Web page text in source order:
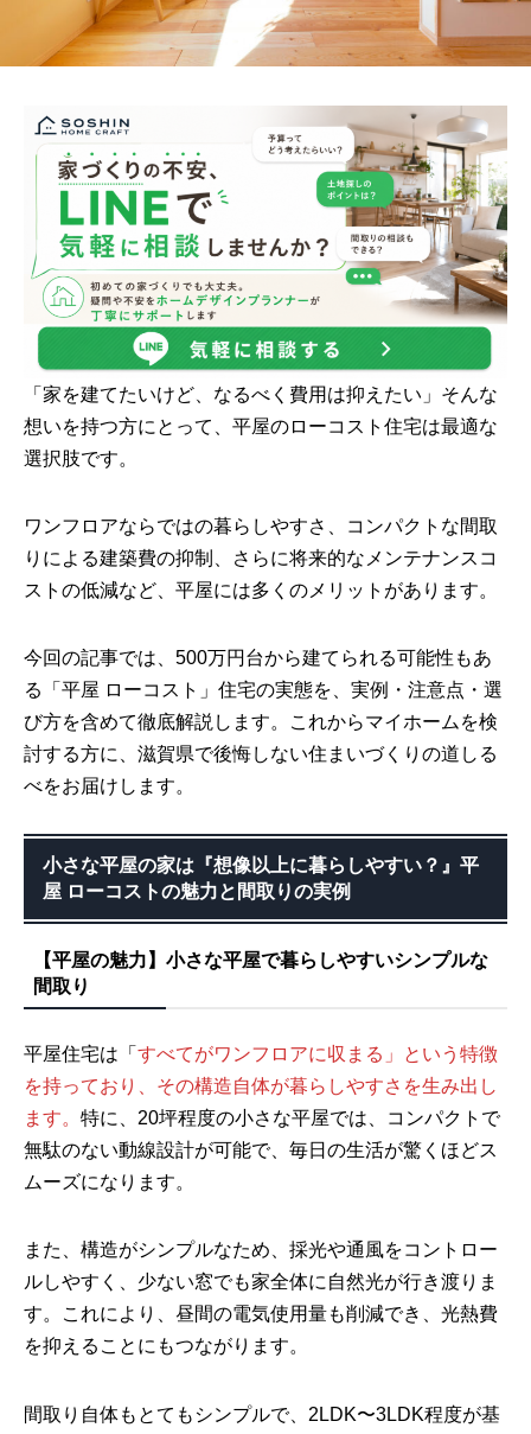
「家を建てたいけど、なるべく費用は抑えたい」そんな
想いを持つ方にとって、平屋のローコスト住宅は最適な
選択肢です。
ワンフロアならではの暮らしやすさ、コンパクトな間取
りによる建築費の抑制、さらに将来的なメンテナンスコ
ストの低減など、平屋には多くのメリットがあります。
今回の記事では、500万円台から建てられる可能性もあ
る「平屋 ローコスト」住宅の実態を、実例・注意点・選
び方を含めて徹底解説します。これからマイホームを検
討する方に、滋賀県で後悔しない住まいづくりの道しる
べをお届けします。
小さな平屋の家は『想像以上に暮らしやすい？』平
屋 ローコストの魅力と間取りの実例
【平屋の魅力】小さな平屋で暮らしやすいシンプルな
間取り
平屋住宅は「 すべてがワンフロアに収まる」という特徴
を持っており、その構造自体が暮らしやすさを生み出し
ます。 特に、20坪程度の小さな平屋では、コンパクトで
無駄のない動線設計が可能で、毎日の生活が驚くほどス
ムーズになります。
また、構造がシンプルなため、採光や通風をコントロー
ルしやすく、少ない窓でも家全体に自然光が行き渡りま
す。これにより、昼間の電気使用量も削減でき、光熱費
を抑えることにもつながります。
間取り自体もとてもシンプルで、2LDK〜3LDK程度が基